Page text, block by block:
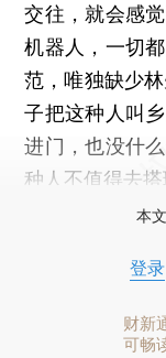
交往，就会感
机器人，一切
范，唯独缺少林
子把这种人叫
进门，也没什
种人不值得去搭
本
登录
财新
可畅